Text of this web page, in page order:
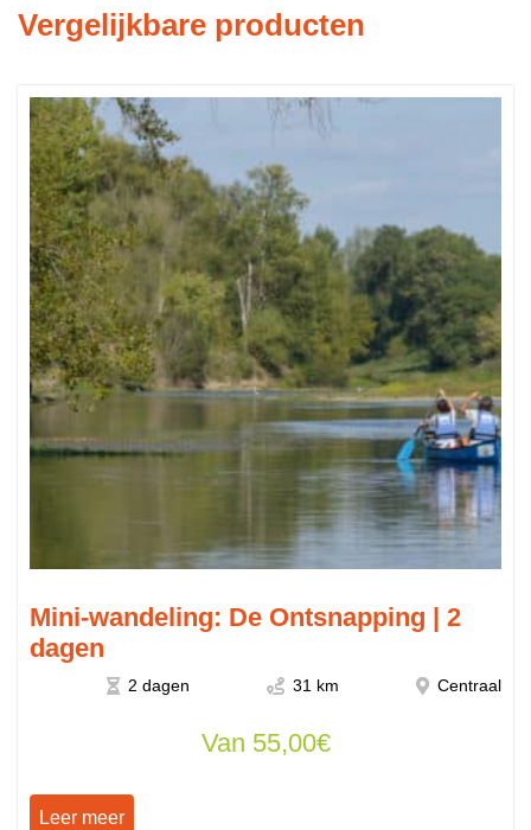
Vergelijkbare producten
Mini-wandeling: De Ontsnapping | 2
dagen
2 dagen 31 km Centraal
Van 55,00€
Leer meer